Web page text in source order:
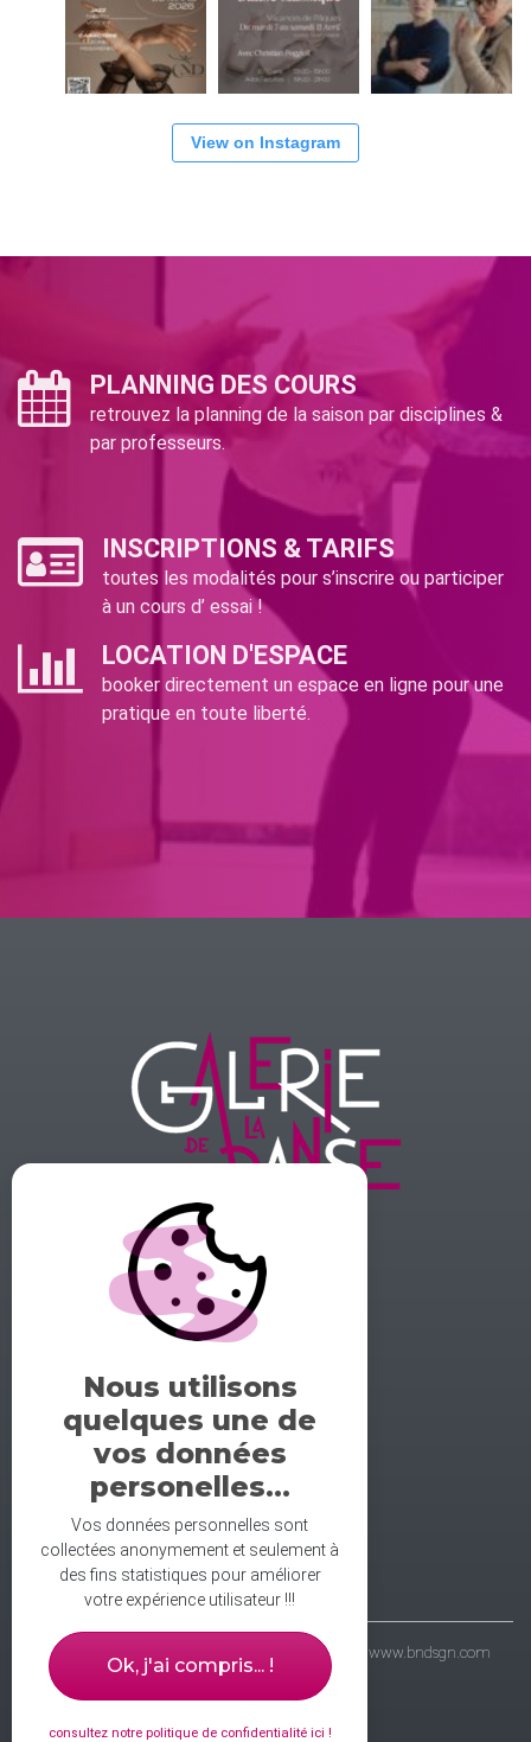
View on Instagram
PLANNING DES COURS
retrouvez la planning de la saison par disciplines &
par professeurs.
INSCRIPTIONS & TARIFS
toutes les modalités pour s’inscrire ou participer
à un cours d’ essai !
LOCATION D'ESPACE
booker directement un espace en ligne pour une
pratique en toute liberté.
GALERIE DE LA DANSE
1 rue midol 25000 Besançon
tel: 06.71.93.54.75
contact@galeriedeladanse.fr
facebook/galeriedeladanse
instagram/lagaleriedeladanse
- galerie de la danse © 2021 - wbdsgn & wbdvp : www.bndsgn.com
Nous utilisons
quelques une de
vos données
personelles...
Vos données personnelles sont
collectées anonymement et seulement à
des fins statistiques pour améliorer
votre expérience utilisateur !!!
Ok, j'ai compris... !
consultez notre politique de confidentialité ici !